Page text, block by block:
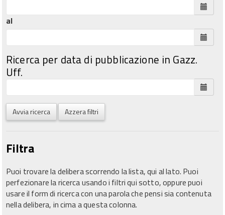
al
Ricerca per data di pubblicazione in Gazz.
Uff.
Avvia ricerca Azzera filtri
Filtra
Puoi trovare la delibera scorrendo la lista, qui al lato. Puoi
perfezionare la ricerca usando i filtri qui sotto, oppure puoi
usare il form di ricerca con una parola che pensi sia contenuta
nella delibera, in cima a questa colonna.